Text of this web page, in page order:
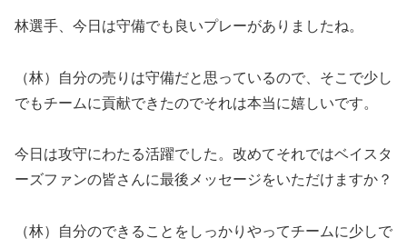
林選手、今日は守備でも良いプレーがありましたね。
（林）自分の売りは守備だと思っているので、そこで少し
でもチームに貢献できたのでそれは本当に嬉しいです。
今日は攻守にわたる活躍でした。改めてそれではベイスタ
ーズファンの皆さんに最後メッセージをいただけますか？
（林）自分のできることをしっかりやってチームに少しで